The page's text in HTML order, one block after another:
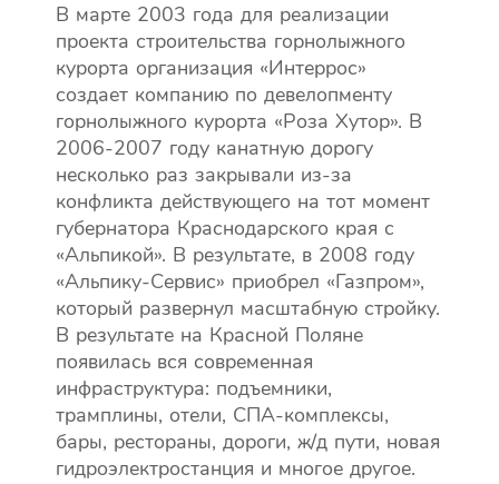
В марте 2003 года для реализации
проекта строительства горнолыжного
курорта организация «Интеррос»
создает компанию по девелопменту
горнолыжного курорта «Роза Хутор». В
2006-2007 году канатную дорогу
несколько раз закрывали из-за
конфликта действующего на тот момент
губернатора Краснодарского края с
«Альпикой». В результате, в 2008 году
«Альпику-Сервис» приобрел «Газпром»,
который развернул масштабную стройку.
В результате на Красной Поляне
появилась вся современная
инфраструктура: подъемники,
трамплины, отели, СПА-комплексы,
бары, рестораны, дороги, ж/д пути, новая
гидроэлектростанция и многое другое.